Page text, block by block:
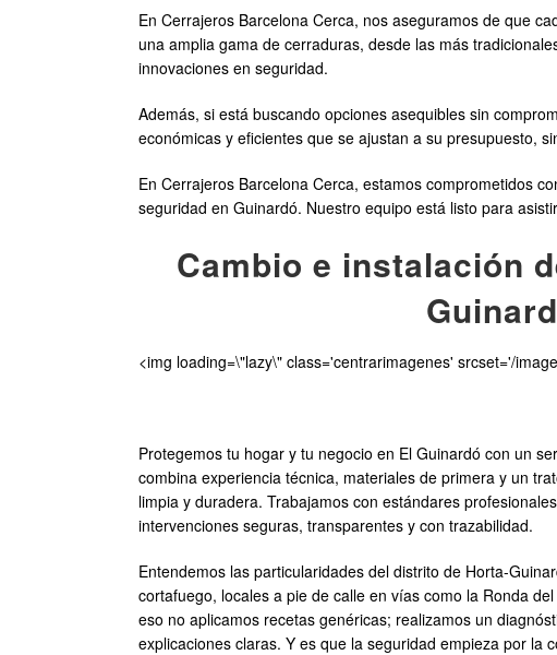
En Cerrajeros Barcelona Cerca, nos aseguramos de que
una amplia gama de cerraduras, desde las más
innovaciones en seguridad.
Además, si está buscando opciones asequibles sin
económicas y eficientes que se ajustan a su presupuesto,
En Cerrajeros Barcelona Cerca, estamos comprometidos
seguridad en Guinardó. Nuestro equipo está listo para
Cambio e instalación
<img loading=\"lazy\" class='centrarimagenes' srcset='/
Protegemos tu hogar y tu negocio en El Guinardó con un
combina experiencia técnica, materiales de primera y un
limpia y duradera. Trabajamos con estándares
intervenciones seguras, transparentes y con trazabilidad.
Entendemos las particularidades del distrito de Horta-
cortafuego, locales a pie de calle en vías como la Ronda
eso no aplicamos recetas genéricas; realizamos un
explicaciones claras. Y es que la seguridad empieza por la